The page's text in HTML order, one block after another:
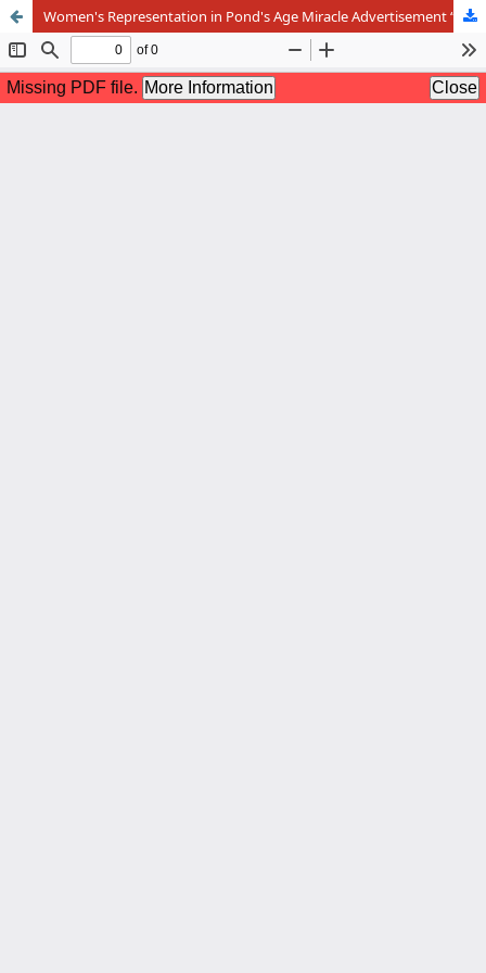
Women's Representation in Pond's Age Miracle Advertisement “Perawatan Esktra untuk Kamu yang Luar Biasa” version on Youtube